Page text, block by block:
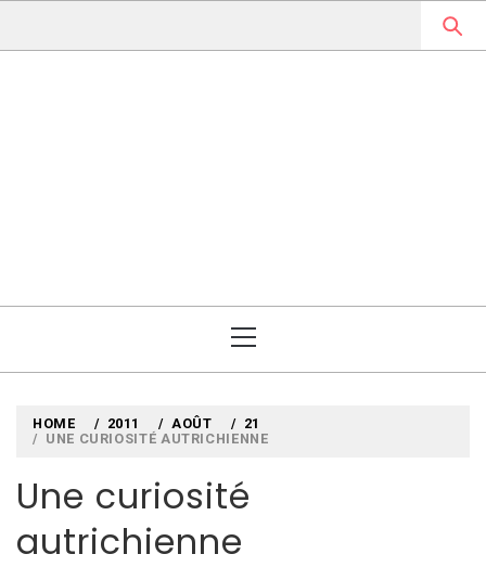
Menu
HOME 2011 AOÛT
21
UNE CURIOSITÉ AUTRICHIENNE
Une curiosité
autrichienne